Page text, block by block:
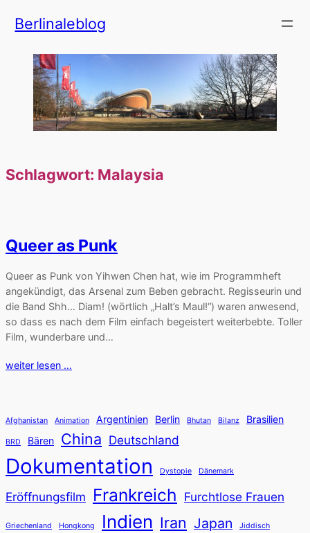
Inhalt
Berlinaleblog
Schlagwort: Malaysia
Queer as Punk
Queer as Punk von Yihwen Chen hat, wie im Programmheft
angekündigt, das Arsenal zum Beben gebracht. Regisseurin und
die Band Shh… Diam! (wörtlich „Halt’s Maul!“) waren anwesend,
so dass es nach dem Film einfach begeistert weiterbebte. Toller
Film, wunderbare und…
weiter lesen …
Afghanistan Animation Argentinien Berlin Bhutan Bilanz Brasilien
BRD Bären China Deutschland
Dokumentation Dystopie Dänemark
Eröffnungsfilm Frankreich Furchtlose Frauen
Griechenland Hongkong Indien Iran Japan Jiddisch